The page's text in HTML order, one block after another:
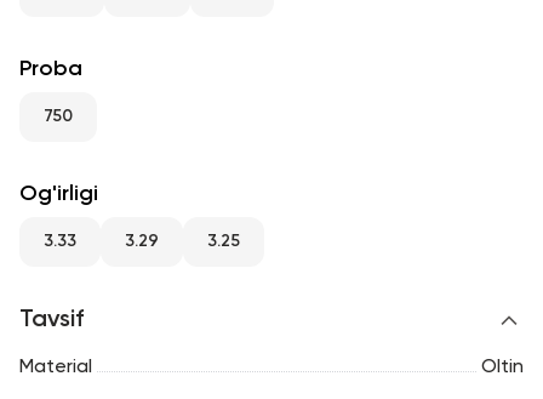
Proba
750
Og'irligi
3.33 3.29 3.25
Tavsif
Material Oltin